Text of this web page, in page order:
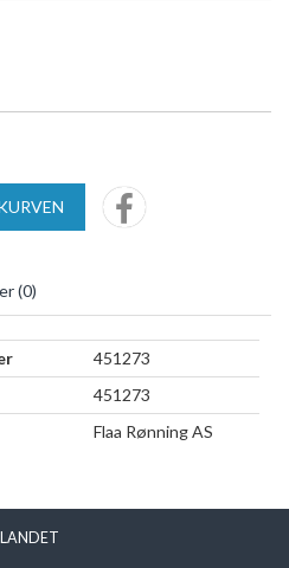
(0)
451273
451273
Flaa Rønning AS
LANDET